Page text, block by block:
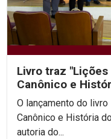
Livro traz
Canônico e
perspectiva"
O lançamento do
Canônico e História
autoria do...